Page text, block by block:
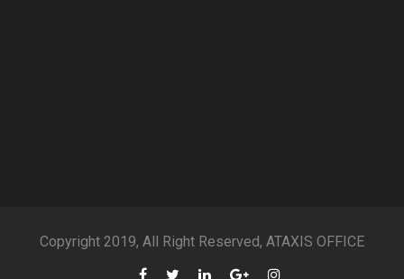
Copyright 2019, All Right Reserved, ATAXIS OFFICE